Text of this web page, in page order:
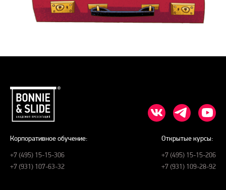
Корпоративное обучение:
+7 (495) 15-15-306
+7 (931) 107-63-32
Открытые курсы:
+7 (495) 15-15-206
+7 (931) 109-28-92